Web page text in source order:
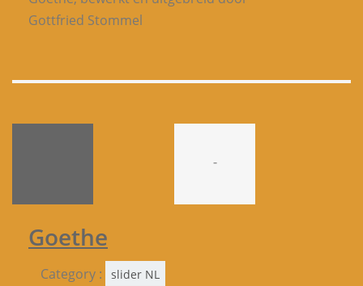
Gottfried Stommel
-
Goethe
Category : slider NL